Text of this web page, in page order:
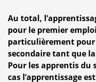
Au total,
pour le premier
particulièrement
secondaire tant que
Pour les apprentis du
cas l’apprentissage